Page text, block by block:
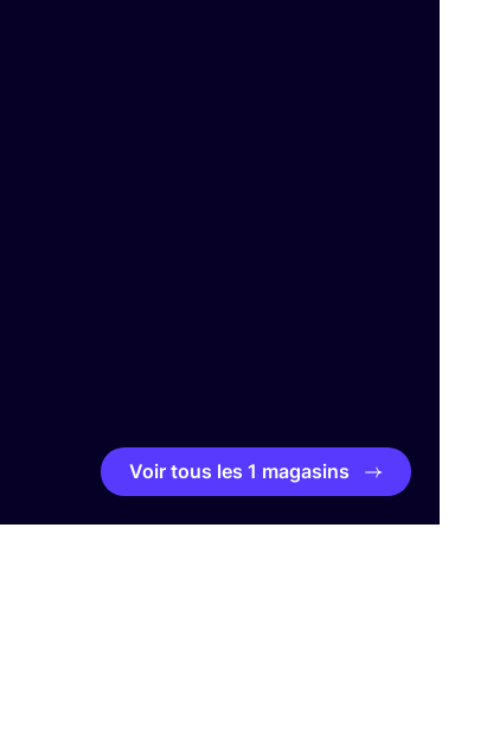
Voir tous les 1 magasins